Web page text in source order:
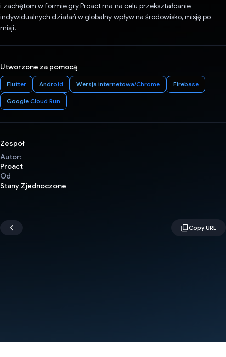
i zachętom w formie gry Proact ma na celu przekształcanie
indywidualnych działań w globalny wpływ na środowisko, misję po
misji.
Utworzone za pomocą
Flutter Android Wersja internetowa/Chrome Firebase
Google Cloud Run
Zespół
Autor:
Proact
Od
Stany Zjednoczone